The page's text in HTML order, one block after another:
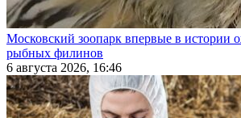
Московский зоопарк впервые в истории
рыбных филинов
6 августа 2026, 16:46